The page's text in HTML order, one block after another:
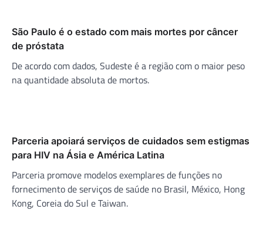
São Paulo é o estado com mais mortes por câncer
de próstata
De acordo com dados, Sudeste é a região com o maior peso
na quantidade absoluta de mortos.
Parceria apoiará serviços de cuidados sem estigmas
para HIV na Ásia e América Latina
Parceria promove modelos exemplares de funções no
fornecimento de serviços de saúde no Brasil, México, Hong
Kong, Coreia do Sul e Taiwan.